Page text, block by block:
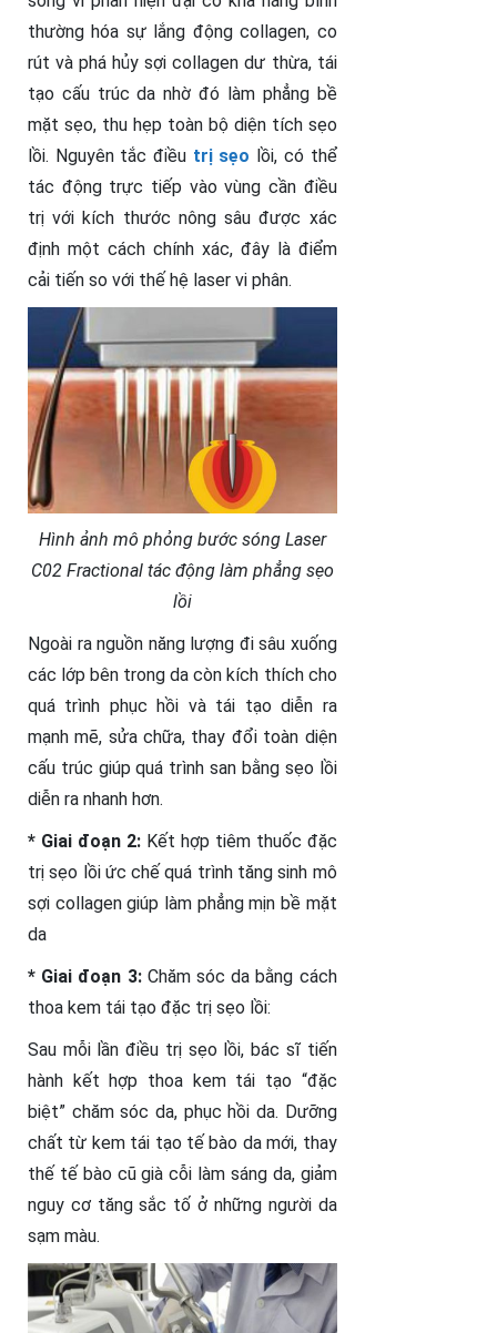
thường hóa sự lắng động collagen, co
rút và phá hủy sợi collagen dư thừa, tái
tạo cấu trúc da nhờ đó làm phẳng bề
mặt sẹo, thu hẹp toàn bộ diện tích sẹo
lồi. Nguyên tắc điều trị sẹo lồi, có thể
tác động trực tiếp vào vùng cần điều
trị với kích thước nông sâu được xác
định một cách chính xác, đây là điểm
cải tiến so với thế hệ laser vi phân.
Hình ảnh mô phỏng bước sóng Laser
C02 Fractional tác động làm phẳng sẹo
lồi
Ngoài ra nguồn năng lượng đi sâu xuống
các lớp bên trong da còn kích thích cho
quá trình phục hồi và tái tạo diễn ra
mạnh mẽ, sửa chữa, thay đổi toàn diện
cấu trúc giúp quá trình san bằng sẹo lồi
diễn ra nhanh hơn.
* Giai đoạn 2:Kết hợp tiêm thuốc đặc
trị sẹo lồi ức chế quá trình tăng sinh mô
sợi collagen giúp làm phẳng mịn bề mặt
da
* Giai đoạn 3:Chăm sóc da bằng cách
thoa kem tái tạo đặc trị sẹo lồi:
Sau mỗi lần điều trị sẹo lồi, bác sĩ tiến
hành kết hợp thoa kem tái tạo “đặc
biệt” chăm sóc da, phục hồi da. Dưỡng
chất từ kem tái tạo tế bào da mới, thay
thế tế bào cũ già cỗi làm sáng da, giảm
nguy cơ tăng sắc tố ở những người da
sạm màu.